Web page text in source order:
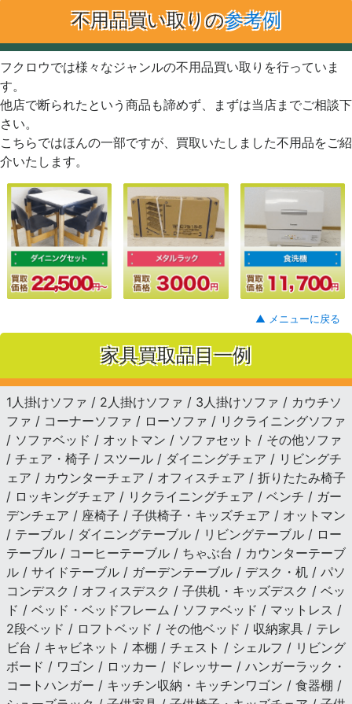
不用品買い取りの参考例
フクロウでは様々なジャンルの不用品買い取りを行っていま
す。
他店で断られたという商品も諦めず、まずは当店までご相談下
さい。
こちらではほんの一部ですが、買取いたしました不用品をご紹
介いたします。
▲ メニューに戻る
家具買取品目一例
1人掛けソファ / 2人掛けソファ / 3人掛けソファ / カウチソ
ファ / コーナーソファ / ローソファ / リクライニングソファ
/ ソファベッド / オットマン / ソファセット / その他ソファ
/ チェア・椅子 / スツール / ダイニングチェア / リビングチ
ェア / カウンターチェア / オフィスチェア / 折りたたみ椅子
/ ロッキングチェア / リクライニングチェア / ベンチ / ガー
デンチェア / 座椅子 / 子供椅子・キッズチェア / オットマン
/ テーブル / ダイニングテーブル / リビングテーブル / ロー
テーブル / コーヒーテーブル / ちゃぶ台 / カウンターテーブ
ル / サイドテーブル / ガーデンテーブル / デスク・机 / パソ
コンデスク / オフィスデスク / 子供机・キッズデスク / ベッ
ド / ベッド・ベッドフレーム / ソファベッド / マットレス /
2段ベッド / ロフトベッド / その他ベッド / 収納家具 / テレ
ビ台 / キャビネット / 本棚 / チェスト / シェルフ / リビング
ボード / ワゴン / ロッカー / ドレッサー / ハンガーラック・
コートハンガー / キッチン収納・キッチンワゴン / 食器棚 /